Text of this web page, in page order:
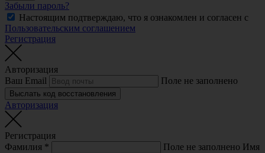
Забыли пароль?
Настоящим подтверждаю, что я ознакомлен и согласен с
Пользовательским соглашением
Регистрация
Авторизация
Ваш Email
Поле не заполнено
Выслать код восстановления
Авторизация
Регистрация
Фамилия * Поле не заполнено Имя